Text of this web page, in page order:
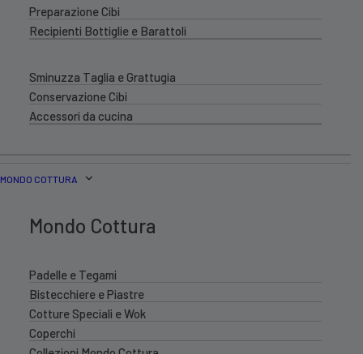
Preparazione Cibi
Recipienti Bottiglie e Barattoli
Sminuzza Taglia e Grattugia
Conservazione Cibi
Accessori da cucina
MONDO COTTURA
Mondo Cottura
Padelle e Tegami
Bistecchiere e Piastre
Cotture Speciali e Wok
Coperchi